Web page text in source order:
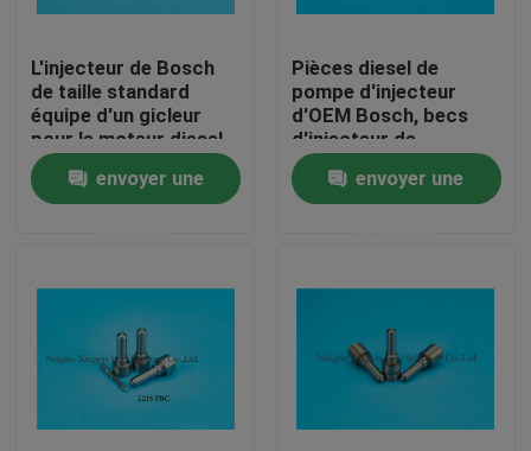
Contrôle de la qualité
Contact
becs communs d'injecteur de rail
Becs d'injecteur de Bosch
L'injecteur de Bosch
de taille standard
équipe d'un gicleur
pour le moteur diesel
DSLA150P800
envoyer une
Pièces diesel de
pompe d'injecteur
d'OEM Bosch, becs
d'injecteur de
DSLA150P1045
Duramaxenvoyer une